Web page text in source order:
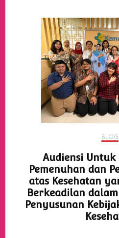
BLOG
Audiensi Untuk
Pemenuhan dan
atas Kesehatan
Berkeadilan
Penyusunan